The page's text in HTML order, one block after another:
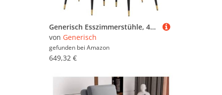
Generisch Esszimmerstühle, 4er-Set, Mikrofaser-Leder, Küchentisch-Seitenstühle, Arbeitszimmer-Loungesessel, stabile Beine aus Kohlenstoffstahl(Cement Grey+orange,Golden Leg)
von Generisch
gefunden bei Amazon
649,32 €